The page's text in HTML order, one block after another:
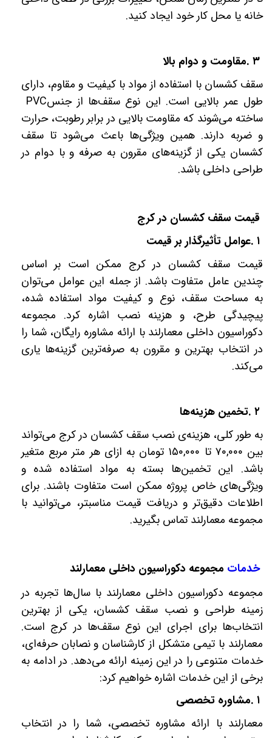
خانه یا محل کار خود ایجاد کنید.
۳ .مقاومت و دوام بالا
سقف کشسان با استفاده از مواد با کیفیت و مقاوم، دارای
طول عمر بالایی است. این نوع سقف‌ها از جنسPVC
ساخته می‌شوند که مقاومت بالایی در برابر رطوبت، حرارت
و ضربه دارند. همین ویژگی‌ها باعث می‌شود تا سقف
کشسان یکی از گزینه‌های مقرون به صرفه و با دوام در
طراحی داخلی باشد.
قیمت سقف کشسان در کرج
۱ .عوامل تأثیرگذار بر قیمت
قیمت سقف کشسان در کرج ممکن است بر اساس
چندین عامل متفاوت باشد. از جمله این عوامل می‌توان
به مساحت سقف، نوع و کیفیت مواد استفاده شده،
پیچیدگی طرح، و هزینه نصب اشاره کرد. مجموعه
دکوراسیون داخلی معمارلند با ارائه مشاوره رایگان، شما را
در انتخاب بهترین و مقرون به صرفه‌ترین گزینه‌ها یاری
می‌کند.
۲ .تخمین هزینه‌ها
به طور کلی، هزینه‌ی نصب سقف کشسان در کرج می‌تواند
بین ۷۰,۰۰۰ تا ۱۵۰,۰۰۰ تومان به ازای هر متر مربع متغیر
باشد. این تخمین‌ها بسته به مواد استفاده شده و
ویژگی‌های خاص پروژه ممکن است متفاوت باشند. برای
اطلاعات دقیق‌تر و دریافت قیمت مناسبتر، می‌توانید با
مجموعه معمارلند تماس بگیرید.
خدمات مجموعه دکوراسیون داخلی معمارلند
مجموعه دکوراسیون داخلی معمارلند با سال‌ها تجربه در
زمینه طراحی و نصب سقف کشسان، یکی از بهترین
انتخاب‌ها برای اجرای این نوع سقف‌ها در کرج است.
معمارلند با تیمی متشکل از کارشناسان و نصابان حرفه‌ای،
خدمات متنوعی را در این زمینه ارائه می‌دهد. در ادامه به
برخی از این خدمات اشاره خواهیم کرد:
۱ .مشاوره تخصصی
معمارلند با ارائه مشاوره تخصصی، شما را در انتخاب